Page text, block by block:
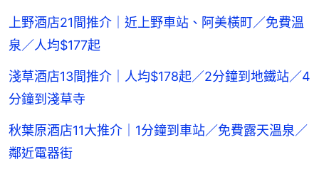
上野酒店21間推介｜近上野車站、阿美橫町／免費溫
泉／人均$177起
淺草酒店13間推介｜人均$178起／2分鐘到地鐵站／4
分鐘到淺草寺
秋葉原酒店11大推介｜1分鐘到車站／免費露天溫泉／
鄰近電器街